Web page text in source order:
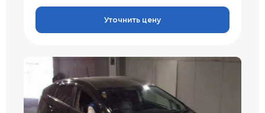
Уточнить цену